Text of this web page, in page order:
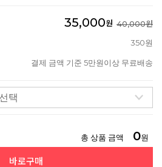
35,000원 40,000원
350원
결제 금액 기준 5만원이상 무료배송
총 상품 금액 0원
바로구매